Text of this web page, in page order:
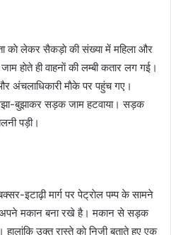
काे लेकर सैकड़ाे की संख्या में महिला और
हाेते ही वाहनाें की लम्बी कतार लग गई।
अंचलाधिकारी माैके पर पहुंच गए।
बुझाकर सड़क जाम हटवाया। सड़क
पड़ी।
इटाढ़ी मार्ग पर पेट्राेल पम्प के सामने
अपने मकान बना रखे है। मकान से सड़क
उक्त रास्ते काे निजी बताते हुए एक